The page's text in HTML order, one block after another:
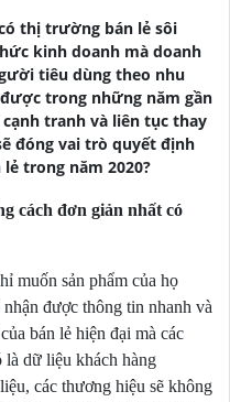
thị trường bán lẻ sôi
kinh doanh mà doanh
tiêu dùng theo nhu
trong những năm gần
tranh và liên tục thay
đóng vai trò quyết định
trong năm 2020?
cách đơn giản nhất có
muốn sản phẩm của họ
được thông tin nhanh và
bán lẻ hiện đại mà các
là dữ liệu khách hàng
các thương hiệu sẽ không